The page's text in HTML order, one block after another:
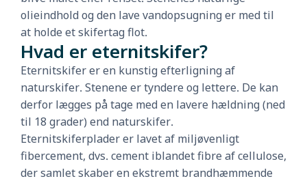
olieindhold og den lave vandopsugning er med til
at holde et skifertag flot.
Hvad er eternitskifer?
Eternitskifer er en kunstig efterligning af
naturskifer. Stenene er tyndere og lettere. De kan
derfor lægges på tage med en lavere hældning (ned
til 18 grader) end naturskifer.
Eternitskiferplader er lavet af miljøvenligt
fibercement, dvs. cement iblandet fibre af cellulose,
der samlet skaber en ekstremt brandhæmmende